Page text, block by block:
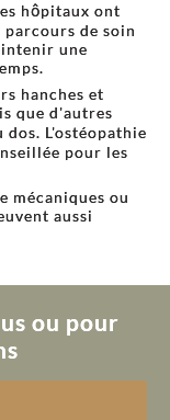
hôpitaux ont
de soin
une
hanches et
que d'autres
L'ostéopathie
pour les
mécaniques ou
aussi
ou pour